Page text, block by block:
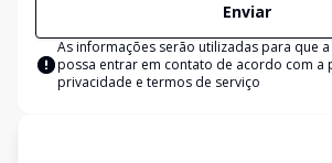
Enviar
As informações serão utilizadas para que
possa entrar em contato de acordo com a
privacidade e termos de serviço